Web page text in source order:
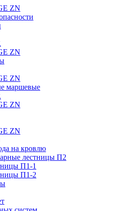
ZN
ZN
ZN
маршевые
ZN
ZN
на кровлю
лестницы П2
П1-1
П1-2